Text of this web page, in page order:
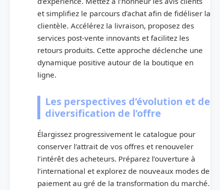
et simplifiez le parcours d’achat afin de fidéliser la
clientèle. Accélérez la livraison, proposez des
services post-vente innovants et facilitez les
retours produits. Cette approche déclenche une
dynamique positive autour de la boutique en
ligne.
Les perspectives d’évolution et de
diversification de l’offre
Élargissez progressivement le catalogue pour
conserver l’attrait de vos offres et renouveler
l’intérêt des acheteurs. Préparez l’ouverture à
l’international et explorez de nouveaux modes de
paiement au gré de la transformation du marché.